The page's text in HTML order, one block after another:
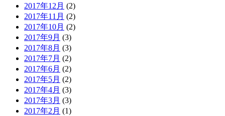
2017年12月 (2)
2017年11月 (2)
2017年10月 (2)
2017年9月 (3)
2017年8月 (3)
2017年7月 (2)
2017年6月 (2)
2017年5月 (2)
2017年4月 (3)
2017年3月 (3)
2017年2月 (1)